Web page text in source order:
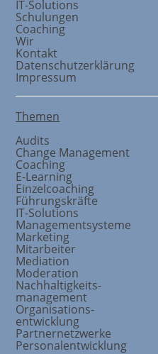
IT-Solutions
Schulungen
Coaching
Wir
Kontakt
Datenschutzerklärung
Impressum
Themen
Audits
Change Management
Coaching
E-Learning
Einzelcoaching
Führungskräfte
IT-Solutions
Managementsysteme
Marketing
Mitarbeiter
Mediation
Moderation
Nachhaltigkeits-
management
Organisations-
entwicklung
Partnernetzwerke
Personalentwicklung